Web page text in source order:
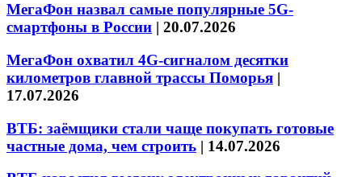
МегаФон назвал самые популярные 5G-
смартфоны в России | 20.07.2026
МегаФон охватил 4G-сигналом десятки
километров главной трассы Поморья |
17.07.2026
ВТБ: заёмщики стали чаще покупать готовые
частные дома, чем строить | 14.07.2026